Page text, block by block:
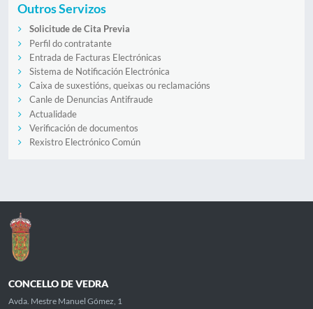
Outros Servizos
Solicitude de Cita Previa
Perfil do contratante
Entrada de Facturas Electrónicas
Sistema de Notificación Electrónica
Caixa de suxestións, queixas ou reclamacións
Canle de Denuncias Antifraude
Actualidade
Verificación de documentos
Rexistro Electrónico Común
CONCELLO DE VEDRA
Avda. Mestre Manuel Gómez, 1